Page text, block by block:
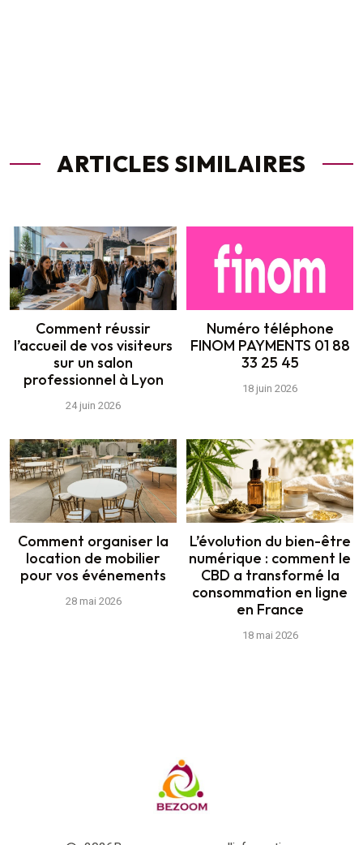
ARTICLES SIMILAIRES
Comment réussir
l’accueil de vos visiteurs
sur un salon
professionnel à Lyon
24 juin 2026
Numéro téléphone
FINOM PAYMENTS 01 88
33 25 45
18 juin 2026
Comment organiser la
location de mobilier
pour vos événements
28 mai 2026
L’évolution du bien-être
numérique : comment le
CBD a transformé la
consommation en ligne
en France
18 mai 2026